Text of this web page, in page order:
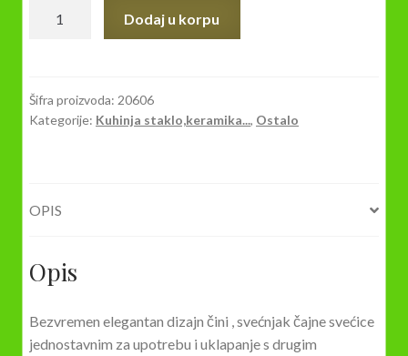
Dodaj u korpu
Šifra proizvoda: 20606
Kategorije: Kuhinja staklo,keramika..., Ostalo
OPIS
Opis
Bezvremen elegantan dizajn čini , svećnjak čajne svećice
jednostavnim za upotrebu i uklapanje s drugim